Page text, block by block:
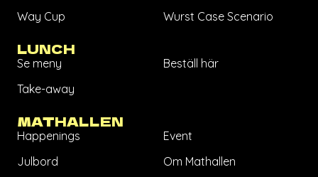
Way Cup
Wurst Case Scenario
LUNCH
Se meny
Beställ här
Take-away
MATHALLEN
Happenings
Event
Julbord
Om Mathallen